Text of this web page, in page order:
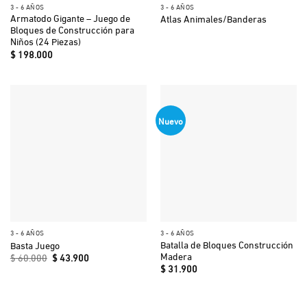
3 - 6 AÑOS
Armatodo Gigante – Juego de
Bloques de Construcción para
Niños (24 Piezas)
$198.000
3 - 6 AÑOS
Atlas Animales/Banderas
3 - 6 AÑOS
Basta Juego
$60.000 El
precio
$43.900El
Nuevo
3 - 6 AÑOS
Batalla de Bloques Construcción
Madera
$31.900